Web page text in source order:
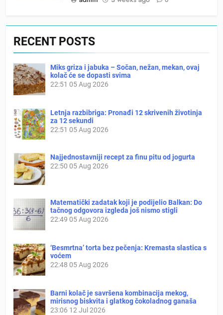
RECENT POSTS
Miks griza i jabuka – Sočan, nežan, mekan, ovaj
kolač će se dopasti svima
22:51 05 Aug 2026
Letnja razbibriga: Pronađi 12 skrivenih životinja
za 12 sekundi
22:51 05 Aug 2026
Najjednostavniji recept za finu pitu od jogurta
22:50 05 Aug 2026
Matematički zadatak koji je podijelio Balkan: Do
tačnog odgovora izgleda još nismo stigli
22:49 05 Aug 2026
‘Besmrtna’ torta bez pečenja: Kremasta slastica s
voćem
22:48 05 Aug 2026
Barni kolač je savršena kombinacija mekog,
mirisnog biskvita i glatkog čokoladnog ganaša
23:06 12 Jul 2026